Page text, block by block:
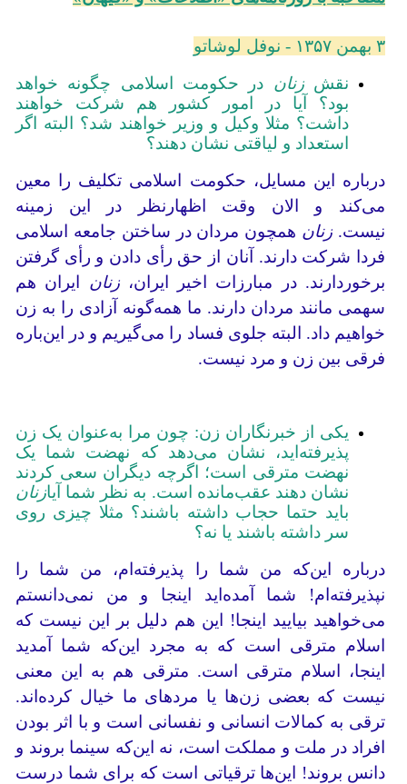
۳ بهمن ۱۳۵۷ - نوفل لوشاتو
نقشزنان در حکومت اسلامی چگونه خواهد
بود؟ آیا در امور کشور هم شرکت خواهند
داشت؟ مثلا وکیل و وزیر خواهند شد؟ البته اگر
استعداد و لیاقتی نشان دهند؟
درباره این مسایل، حکومت اسلامی تکلیف را معین
می‌کند و الان وقت اظهار‌نظر در این زمینه
نیست. زنان همچون مردان در ساختن جامعه اسلامی
فردا شرکت دارند. آنان از حق رأی دادن و رأی گرفتن
برخوردارند. در مبارزات اخیر ایران،زنان ایران هم
سهمی مانند مردان دارند. ما همه‌گونه آزادی را به زن
خواهیم داد. البته جلوی فساد را می‌گیریم و در این‌باره
فرقی بین زن و مرد نیست.
یکی از خبرنگاران زن: چون مرا به‌عنوان یک زن
پذیرفته‌اید، نشان می‌دهد که نهضت شما یک
نهضت مترقی است؛ اگرچه دیگران سعی کردند
نشان دهند عقب‌مانده است. به نظر شما آیازنان
باید حتما حجاب داشته باشند؟ مثلا چیزی روی
سر داشته باشند یا نه؟
درباره این‌که من شما را پذیرفته‌ام، من شما را
نپذیرفته‌ام! شما آمده‌اید اینجا و من نمی‌دانستم
می‌خواهید بیایید اینجا! این هم دلیل بر این نیست که
اسلام مترقی است که به مجرد این‌که شما آمدید
اینجا، اسلام مترقی است. مترقی هم به این معنی
نیست که بعضی زن‌ها یا مردهای ما خیال کرده‌اند.
ترقی به کمالات انسانی و نفسانی است و با اثر بودن
افراد در ملت و مملکت است، نه این‌که سینما بروند و
دانس بروند! این‌ها ترقیاتی است که برای شما درست